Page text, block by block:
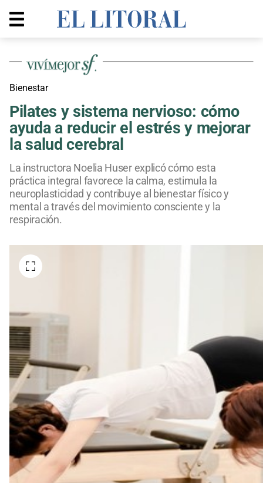
Bienestar
Pilates y sistema nervioso: cómo
ayuda a reducir el estrés y mejorar
la salud cerebral
La instructora Noelia Huser explicó cómo esta
práctica integral favorece la calma, estimula la
neuroplasticidad y contribuye al bienestar físico y
mental a través del movimiento consciente y la
respiración.